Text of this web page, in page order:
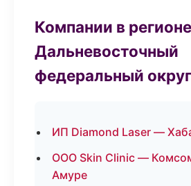
Компании в
Дальневосточный
федеральный округ
ИП Diamond Laser —
ООО Skin Clinic —
Амуре